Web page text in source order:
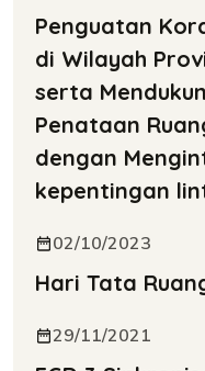
Penguatan
di Wilayah
serta
Penataan
dengan
kepentingan
02/10/2023
Hari Tata
29/11/2021